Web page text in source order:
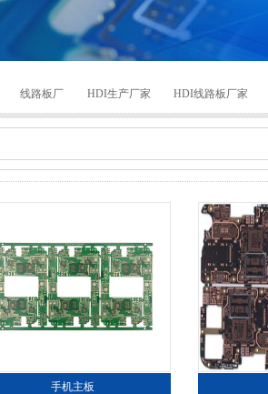
线路板厂 HDI生产厂家 HDI线路板厂家
手机主板